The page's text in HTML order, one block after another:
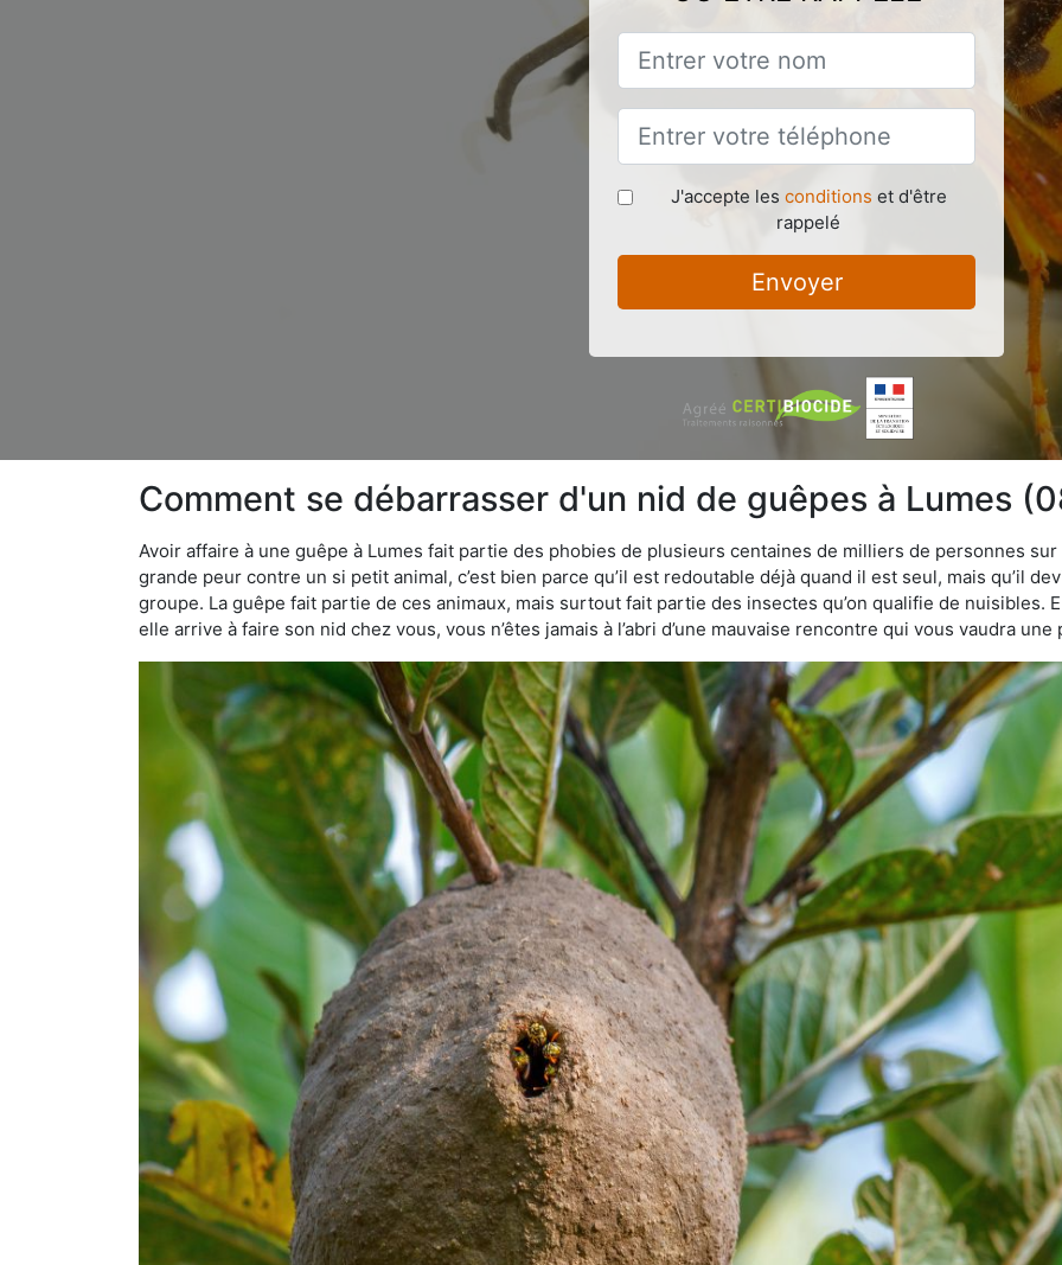
J'accepte les conditions et d'être
rappelé
Envoyer
Comment se débarrasser d'un nid de guêpes à Lumes
Avoir affaire à une guêpe à Lumes fait partie des phobies de plusieurs centaines de milliers de personnes
grande peur contre un si petit animal, c’est bien parce qu’il est redoutable déjà quand il est seul, mais qu’il
groupe. La guêpe fait partie de ces animaux, mais surtout fait partie des insectes qu’on qualifie de nuisibles.
elle arrive à faire son nid chez vous, vous n’êtes jamais à l’abri d’une mauvaise rencontre qui vous vaudra